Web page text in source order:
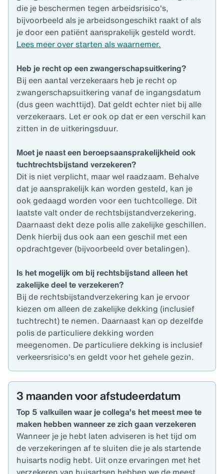
die je beschermen tegen arbeidsrisico's,
bijvoorbeeld als je arbeidsongeschikt raakt of als
je door een patiënt aansprakelijk gesteld wordt.
Lees meer over starten als waarnemer.
Heb je recht op een zwangerschapsuitkering?
Bij een aantal verzekeraars heb je recht op
zwangerschapsuitkering vanaf de ingangsdatum
(dus geen wachttijd). Dat geldt echter niet bij alle
verzekeraars. Let er ook op dat er een verschil kan
zitten in de uitkeringsduur.
Moet je naast een beroepsaansprakelijkheid ook
tuchtrechtsbijstand verzekeren?
Dit is niet verplicht, maar wel raadzaam. Behalve
dat je aansprakelijk kan worden gesteld, kan je
ook gedaagd worden voor een tuchtcollege. Dit
laatste valt onder de rechtsbijstandverzekering.
Daarnaast dekt deze polis alle zakelijke geschillen.
Denk hierbij dus ook aan een geschil met een
opdrachtgever (bijvoorbeeld over betalingen).
Is het mogelijk om bij rechtsbijstand alleen het
zakelijke deel te verzekeren?
Bij de rechtsbijstandverzekering kan je ervoor
kiezen om alleen de zakelijke dekking (inclusief
tuchtrecht) te nemen. Daarnaast kan op dezelfde
polis de particuliere dekking worden
meegenomen. De particuliere dekking is inclusief
verkeersrisico's en geldt voor het gehele gezin.
3 maanden voor afstudeerdatum
Top 5 valkuilen waar je collega’s het meest mee te
maken hebben wanneer ze zich gaan verzekeren
Wanneer je je hebt laten adviseren is het tijd om
de verzekeringen af te sluiten die je als startende
huisarts nodig hebt. Uit onze ervaringen met het